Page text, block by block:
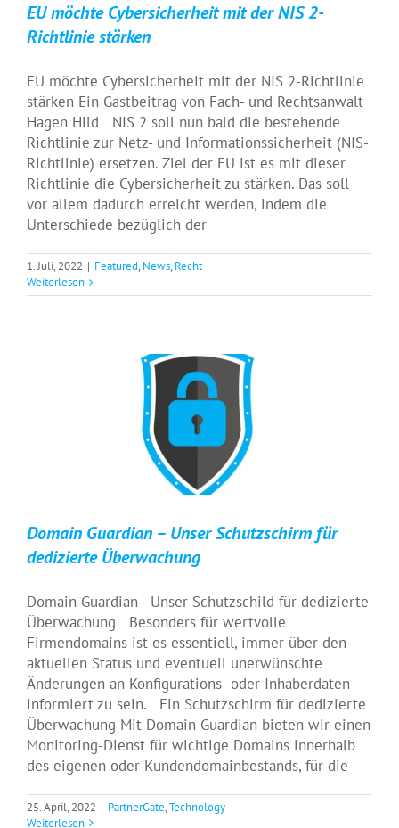
EU möchte Cybersicherheit mit der NIS 2-
Richtlinie stärken
EU möchte Cybersicherheit mit der NIS 2-Richtlinie
stärken Ein Gastbeitrag von Fach- und Rechtsanwalt
Hagen Hild NIS 2 soll nun bald die bestehende
Richtlinie zur Netz- und Informationssicherheit (NIS-
Richtlinie) ersetzen. Ziel der EU ist es mit dieser
Richtlinie die Cybersicherheit zu stärken. Das soll
vor allem dadurch erreicht werden, indem die
Unterschiede bezüglich der
1. Juli, 2022 | Featured, News, Recht
WeiterlesenDomain Guardian – Unser Schutzschirm
für dedizierte Überwachung
Domain Guardian – Unser Schutzschirm für
dedizierte Überwachung
Domain Guardian - Unser Schutzschild für dedizierte
Überwachung Besonders für wertvolle
Firmendomains ist es essentiell, immer über den
aktuellen Status und eventuell unerwünschte
Änderungen an Konfigurations- oder Inhaberdaten
informiert zu sein. Ein Schutzschirm für dedizierte
Überwachung Mit Domain Guardian bieten wir einen
Monitoring-Dienst für wichtige Domains innerhalb
des eigenen oder Kundendomainbestands, für die
25. April, 2022 | PartnerGate,Technology
Weiterlesen